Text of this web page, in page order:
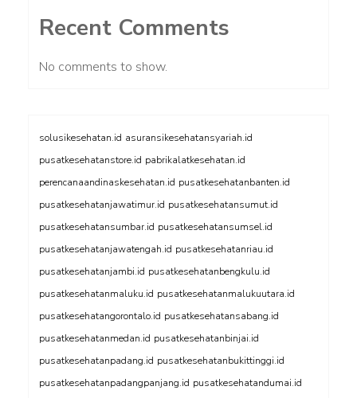
Recent Comments
No comments to show.
solusikesehatan.id asuransikesehatansyariah.id
pusatkesehatanstore.id pabrikalatkesehatan.id
perencanaandinaskesehatan.id pusatkesehatanbanten.id
pusatkesehatanjawatimur.id pusatkesehatansumut.id
pusatkesehatansumbar.id pusatkesehatansumsel.id
pusatkesehatanjawatengah.id pusatkesehatanriau.id
pusatkesehatanjambi.id pusatkesehatanbengkulu.id
pusatkesehatanmaluku.id pusatkesehatanmalukuutara.id
pusatkesehatangorontalo.id pusatkesehatansabang.id
pusatkesehatanmedan.id pusatkesehatanbinjai.id
pusatkesehatanpadang.id pusatkesehatanbukittinggi.id
pusatkesehatanpadangpanjang.id pusatkesehatandumai.id